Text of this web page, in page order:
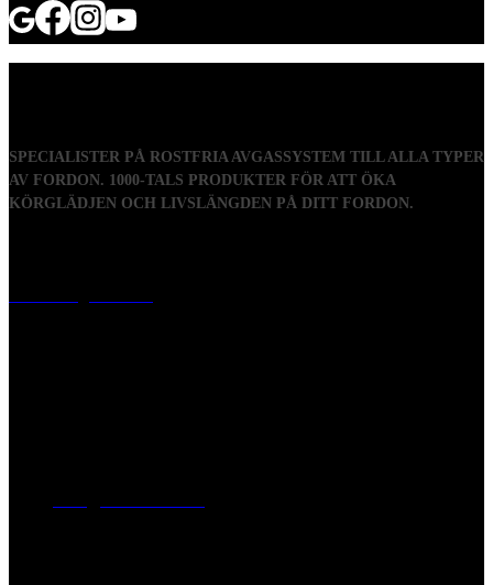
SPECIALISTER PÅ ROSTFRIA AVGASSYSTEM TILL ALLA TYPER
AV FORDON. 1000-TALS PRODUKTER FÖR ATT ÖKA
KÖRGLÄDJEN OCH LIVSLÄNGDEN PÅ DITT FORDON.